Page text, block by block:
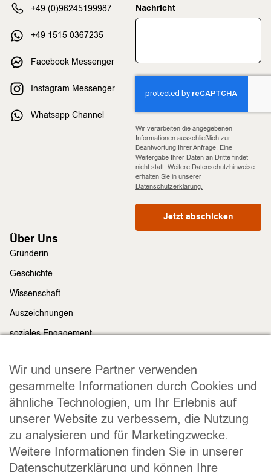
+49 (0)96245199987
+49 1515 0367235
Facebook Messenger
Instagram Messenger
Whatsapp Channel
Nachricht
Wir verarbeiten die angegebenen
Informationen ausschließlich zur
Beantwortung Ihrer Anfrage. Eine
Weitergabe Ihrer Daten an Dritte findet
nicht statt. Weitere Datenschutzhinweise
erhalten Sie in unserer
Datenschutzerklärung.
Jetzt abschicken
Über Uns
Gründerin
Geschichte
Wissenschaft
Auszeichnungen
soziales Engagement
Rechtliches
Impressum
Datenschutz
Widerrufsrecht
Allgemeine Geschäftsbedingungen
Versand und Lieferung
Wir und unsere Partner verwenden
gesammelte Informationen durch Cookies und
ähnliche Technologien, um Ihr Erlebnis auf
unserer Website zu verbessern, die Nutzung
zu analysieren und für Marketingzwecke.
Weitere Informationen finden Sie in unserer
Datenschutzerklärung und können Ihre